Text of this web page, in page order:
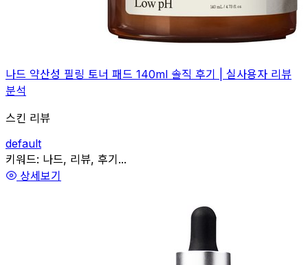
나드 약산성 필링 토너 패드 140ml 솔직 후기 | 실사용자 리뷰
분석
스킨 리뷰
default
관련
키워드: 나드, 리뷰, 후기...
상세보기